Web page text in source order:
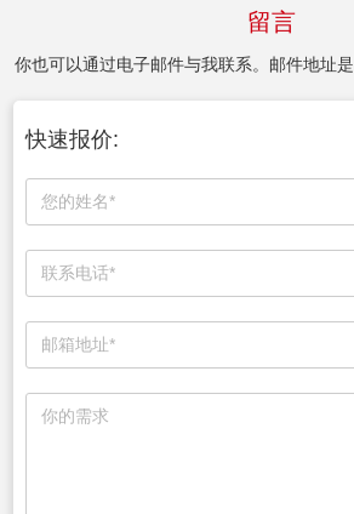
留言
你也可以通过电子邮件与我联系。邮件地址是
快速报价: